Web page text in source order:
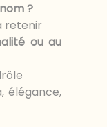
?
retenir
ou au
élégance,